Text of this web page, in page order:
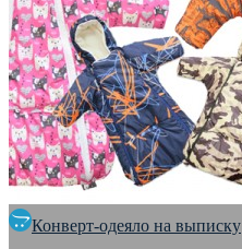
Конверт-одеяло на выписку